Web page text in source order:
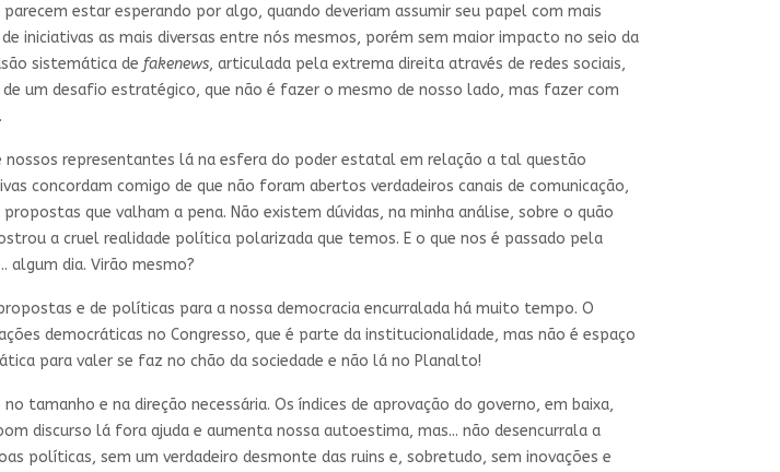
estar esperando por algo, quando deveriam assumir seu papel com mais
iniciativas as mais diversas entre nós mesmos, porém sem maior impacto no seio da
sistemática de fakenews, articulada pela extrema direita através de redes sociais,
de um desafio estratégico, que não é fazer o mesmo de nosso lado, mas fazer com
representantes lá na esfera do poder estatal em relação a tal questão
concordam comigo de que não foram abertos verdadeiros canais de comunicação,
que valham a pena. Não existem dúvidas, na minha análise, sobre o quão
a cruel realidade política polarizada que temos. E o que nos é passado pela
algum dia. Virão mesmo?
e de políticas para a nossa democracia encurralada há muito tempo. O
democráticas no Congresso, que é parte da institucionalidade, mas não é espaço
para valer se faz no chão da sociedade e não lá no Planalto!
tamanho e na direção necessária. Os índices de aprovação do governo, em baixa,
discurso lá fora ajuda e aumenta nossa autoestima, mas... não desencurrala a
políticas, sem um verdadeiro desmonte das ruins e, sobretudo, sem inovações e